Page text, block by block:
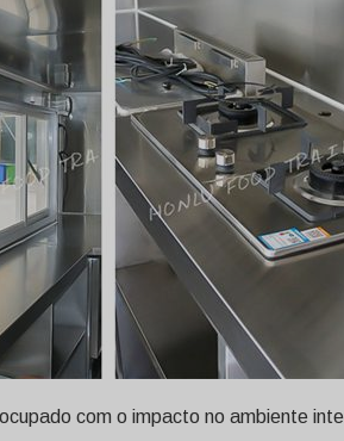
com o impacto no ambiente